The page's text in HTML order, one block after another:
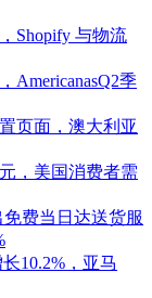
Shopify 与物流
AmericanasQ2季
页面，澳大利亚
，美国消费者需
免费当日达送货服
10.2%，亚马